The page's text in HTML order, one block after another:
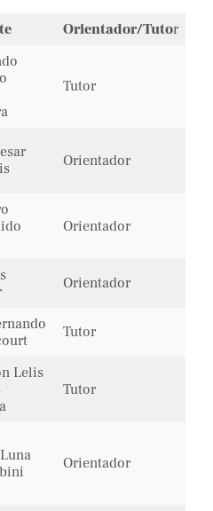
Orientador/Tutor
Tutor
Orientador
Orientador
Orientador
Tutor
Lelis
Tutor
Orientador